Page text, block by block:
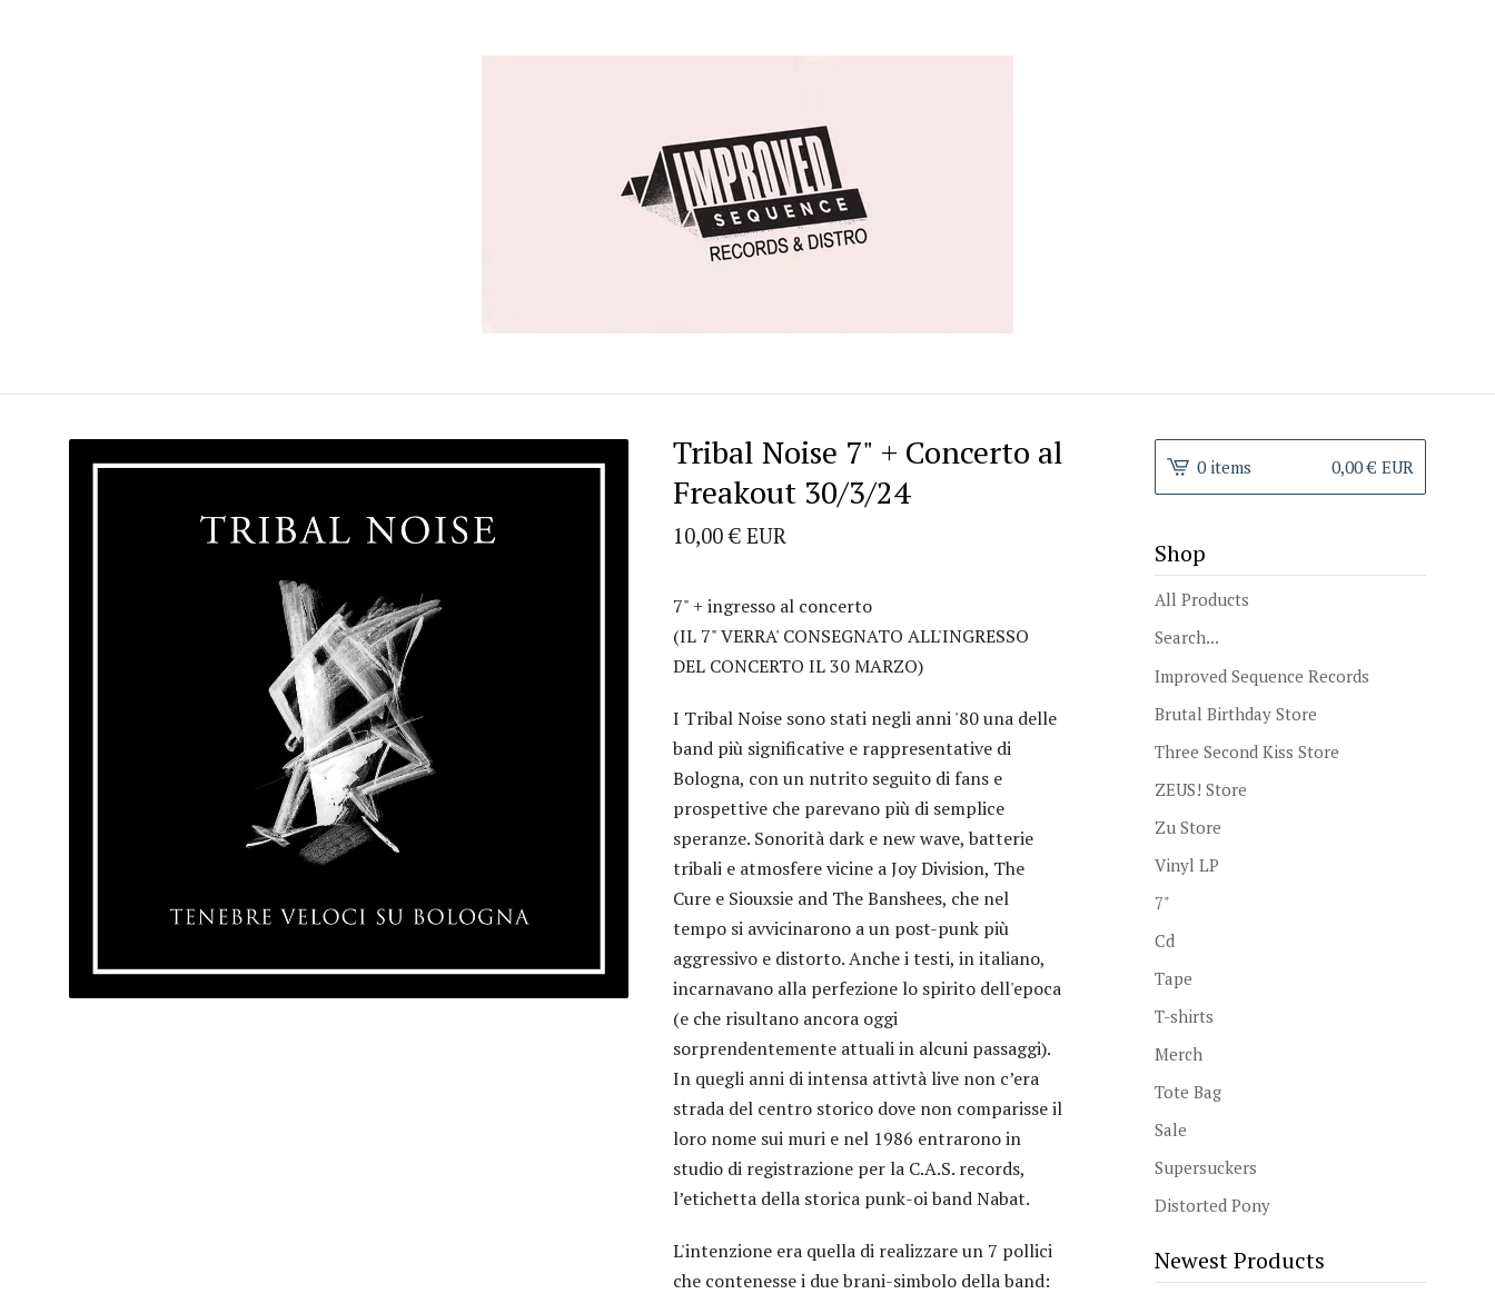
Tribal Noise 7" + Concerto al
Freakout 30/3/24
10,00€ EUR
7" + ingresso al concerto
(IL 7" VERRA' CONSEGNATO ALL'INGRESSO
DEL CONCERTO IL 30 MARZO)
I Tribal Noise sono stati negli anni '80 una delle
band più significative e rappresentative di
Bologna, con un nutrito seguito di fans e
prospettive che parevano più di semplice
speranze. Sonorità dark e new wave, batterie
tribali e atmosfere vicine a Joy Division, The
Cure e Siouxsie and The Banshees, che nel
tempo si avvicinarono a un post-punk più
aggressivo e distorto. Anche i testi, in italiano,
incarnavano alla perfezione lo spirito dell'epoca
(e che risultano ancora oggi
sorprendentemente attuali in alcuni passaggi).
In quegli anni di intensa attivtà live non c’era
strada del centro storico dove non comparisse il
loro nome sui muri e nel 1986 entrarono in
studio di registrazione per la C.A.S. records,
l’etichetta della storica punk-oi band Nabat.
L'intenzione era quella di realizzare un 7 pollici
che contenesse i due brani-simbolo della band:
0 items 0,00€ EUR
Shop
All Products
Search...
Improved Sequence Records
Brutal Birthday Store
Three Second Kiss Store
ZEUS! Store
Zu Store
Vinyl LP
7"
Cd
Tape
T-shirts
Merch
Tote Bag
Sale
Supersuckers
Distorted Pony
Newest Products